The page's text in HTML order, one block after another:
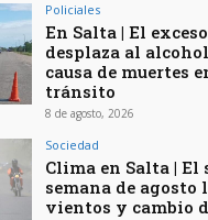
Policiales
En Salta | El
desplaza al
causa de muertes
tránsito
8 de agosto, 2026
Sociedad
Clima en Salta | El
semana de agosto
vientos y cambio